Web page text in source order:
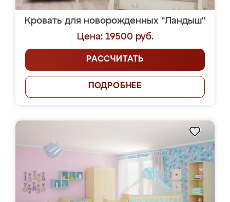
Кровать для новорожденных "Ландыш"
Цена: 19500 руб.
РАССЧИТАТЬ
ПОДРОБНЕЕ